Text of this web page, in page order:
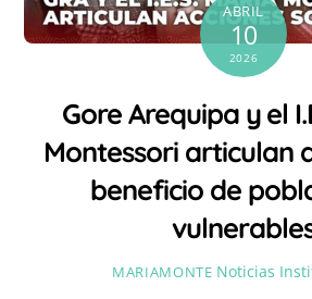
ABRIL
10
2026
Gore Arequipa y el
Montessori articulan
beneficio de
MARIAMONTE Noticias